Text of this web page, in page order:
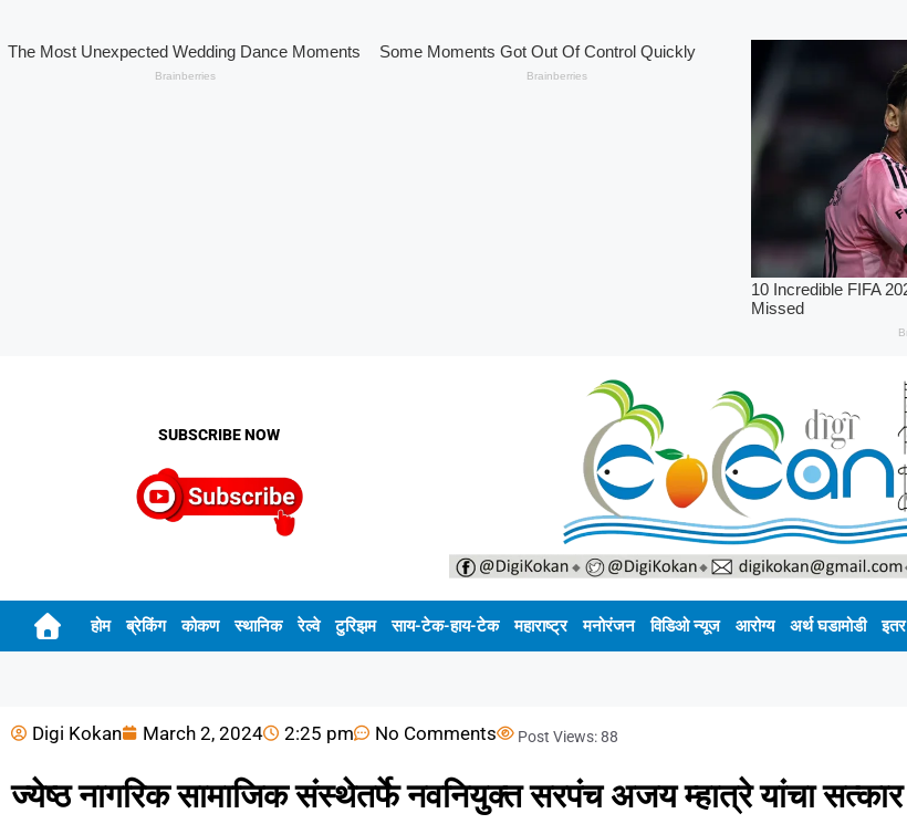
SUBSCRIBE NOW
होम ब्रेकिंग कोकण स्थानिक रेल्वे टुरिझम साय-टेक-हाय-टेक महाराष्ट्र मनोरंजन विडिओ न्यूज आरोग्य अर्थ घडामोडी इतर
Digi Kokan March 2, 2024 2:25 pm No Comments Post Views:88
ज्येष्ठ नागरिक सामाजिक संस्थेतर्फे नवनियुक्त सरपंच अजय म्हात्रे यांचा सत्कार